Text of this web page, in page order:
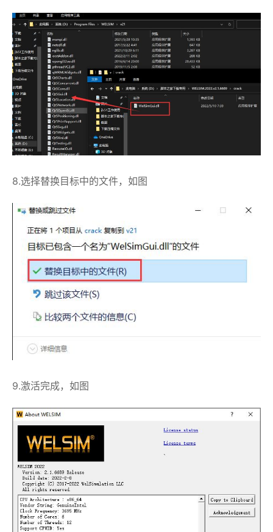
8.选择替换目标中的文件，如图
9.激活完成，如图